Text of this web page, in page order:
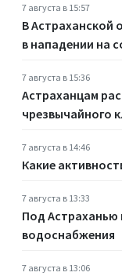
7 августа в 15:57
В Астраханской
в нападении на
7 августа в 15:36
Астраханцам
чрезвычайного
7 августа в 14:46
Какие
7 августа в 13:33
Под Астраханью
водоснабжения
7 августа в 13:06